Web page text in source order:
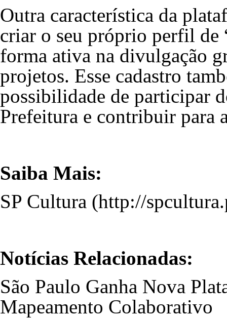
Outra característica da
criar o seu próprio perfil de
forma ativa na divulgação
projetos. Esse cadastro
possibilidade de participar
Prefeitura e contribuir para
Saiba Mais:
SP Cultura
Notícias Relacionadas:
São Paulo Ganha Nova
Mapeamento Colaborativo